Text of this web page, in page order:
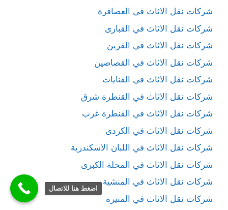
شركات نقل الاثاث في العصافرة
شركات نقل الاثاث في القبارى
شركات نقل الاثاث في القرين
شركات نقل الاثاث في القصاصين
شركات نقل الاثاث في القنايات
شركات نقل الاثاث في القنطرة شرق
شركات نقل الاثاث في القنطرة غرب
شركات نقل الاثاث في الكردى
شركات نقل الاثاث في اللبان الاسكندرية
شركات نقل الاثاث في المحلة الكبرى
شركات نقل الاثاث في المنشية
شركات نقل الاثاث في المنيرة
اضغط هنا للاتصال